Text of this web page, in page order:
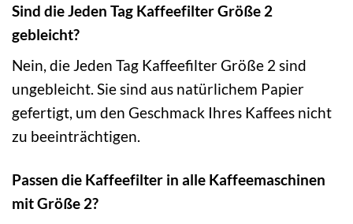
Sind die Jeden Tag Kaffeefilter Größe 2
gebleicht?
Nein, die Jeden Tag Kaffeefilter Größe 2 sind
ungebleicht. Sie sind aus natürlichem Papier
gefertigt, um den Geschmack Ihres Kaffees nicht
zu beeinträchtigen.
Passen die Kaffeefilter in alle Kaffeemaschinen
mit Größe 2?